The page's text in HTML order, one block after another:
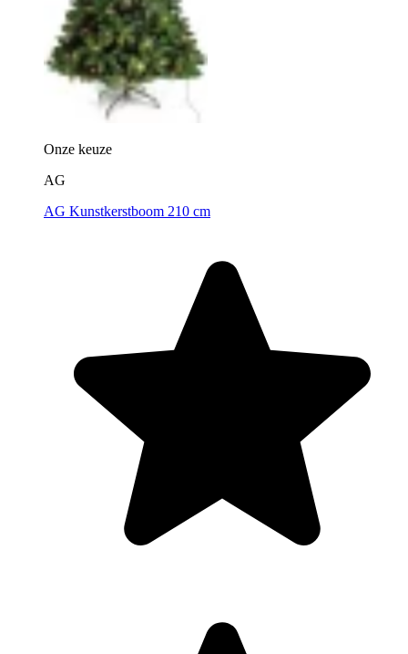
Onze keuze
AG
AG Kunstkerstboom 210 cm